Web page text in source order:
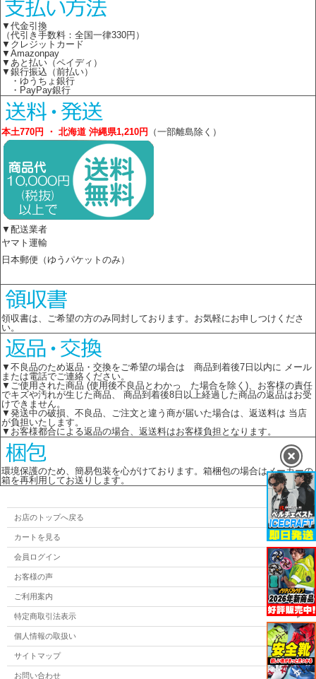
▼代金引換
（代引き手数料：全国一律330円）
▼クレジットカード
▼Amazonpay
▼あと払い（ペイディ）
▼銀行振込（前払い）
・ゆうちょ銀行
・PayPay銀行
本土770円 ・ 北海道 沖縄県1,210円 （一部離島除く）
▼配送業者
ヤマト運輸
日本郵便（ゆうパケットのみ）
領収書は、ご希望の方のみ同封しております。お気軽にお申しつけくださ
い。
▼不良品のため返品・交換をご希望の場合は 商品到着後7日以内に メール
または電話でご連絡ください。
▼ご使用された商品 (使用後不良品とわかっ た場合を除く)、お客様の責任
でキズや汚れが生じた商品、 商品到着後8日以上経過した商品の返品はお受
けできません。
▼発送中の破損、不良品、ご注文と違う商が届いた場合は、返送料は 当店
が負担いたします。
▼お客様都合による返品の場合、返送料はお客様負担となります。
環境保護のため、簡易包装を心がけております。箱梱包の場合はメーカーの
箱を再利用してお送りします。
お店のトップへ戻る
カートを見る
会員ログイン
お客様の声
ご利用案内
特定商取引法表示
個人情報の取扱い
サイトマップ
お問い合わせ